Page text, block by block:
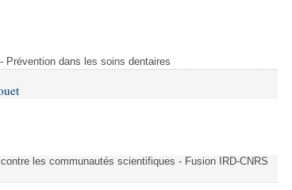
Prévention dans les soins dentaires
les communautés scientifiques - Fusion IRD-CNRS